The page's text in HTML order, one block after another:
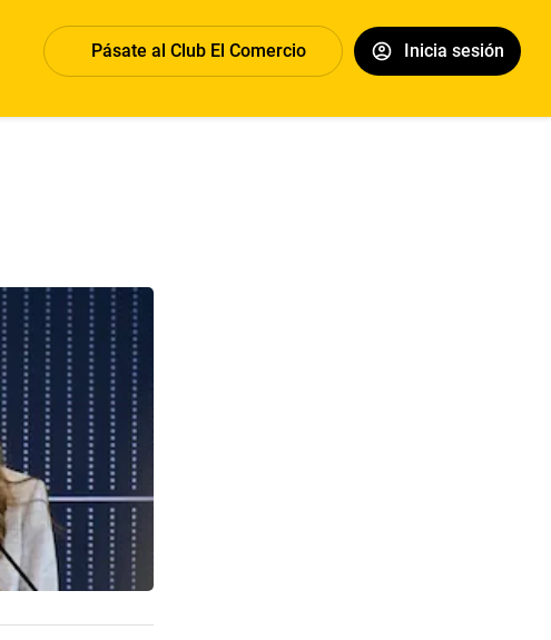
Pásate al Club El Comercio Inicia sesión